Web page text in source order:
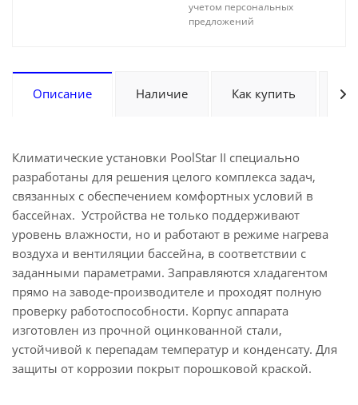
учетом персональных
предложений
Описание Наличие Как купить
Климатические установки PoolStar II специально
разработаны для решения целого комплекса задач,
связанных с обеспечением комфортных условий в
бассейнах. Устройства не только поддерживают
уровень влажности, но и работают в режиме нагрева
воздуха и вентиляции бассейна, в соответствии с
заданными параметрами. Заправляются хладагентом
прямо на заводе-производителе и проходят полную
проверку работоспособности. Корпус аппарата
изготовлен из прочной оцинкованной стали,
устойчивой к перепадам температур и конденсату. Для
защиты от коррозии покрыт порошковой краской.